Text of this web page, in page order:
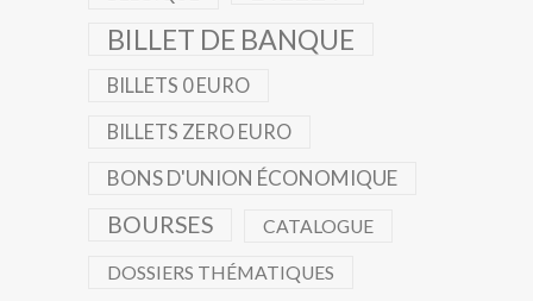
BILLET DE BANQUE
BILLETS 0 EURO
BILLETS ZERO EURO
BONS D'UNION ÉCONOMIQUE
BOURSES CATALOGUE
DOSSIERS THÉMATIQUES